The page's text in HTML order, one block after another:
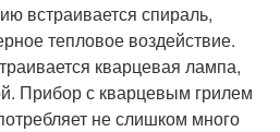
встраивается спираль,
тепловое воздействие.
кварцевая лампа,
Прибор с кварцевым грилем
не слишком много